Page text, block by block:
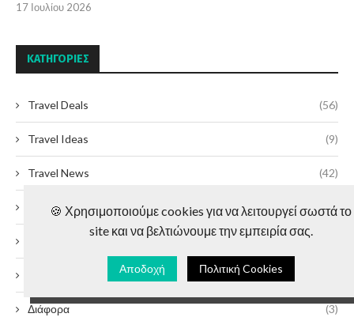
17 Ιουλίου 2026
KΑΤΗΓΟΡΊΕΣ
Travel Deals (56)
Travel Ideas (9)
Travel News (42)
TravelTips360 Picks (33)
Διάφορα (3)
🍪 Χρησιμοποιούμε cookies για να λειτουργεί σωστά το
site και να βελτιώνουμε την εμπειρία σας.
Αποδοχή Πολιτική Cookies